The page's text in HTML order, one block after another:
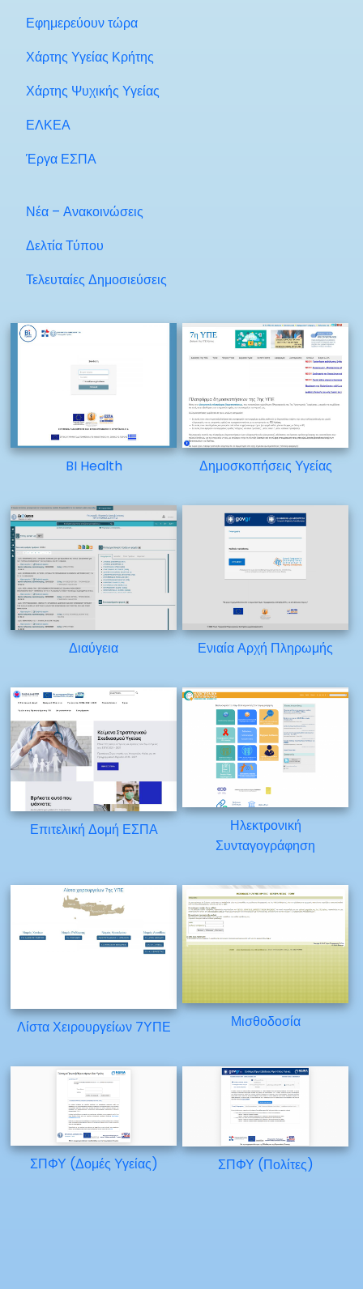
Εφημερεύουν τώρα
Χάρτης Υγείας Κρήτης
Χάρτης Ψυχικής Υγείας
ΕΛΚΕΑ
Έργα ΕΣΠΑ
Νέα – Ανακοινώσεις
Δελτία Τύπου
Τελευταίες Δημοσιεύσεις
BI Health Δημοσκοπήσεις Υγείας
Διαύγεια Ενιαία Αρχή Πληρωμής
Επιτελική Δομή ΕΣΠΑ
Ηλεκτρονική
Συνταγογράφηση
Λίστα Χειρουργείων 7ΥΠΕ Μισθοδοσία
ΣΠΦΥ (Δομές Υγείας) ΣΠΦΥ (Πολίτες)